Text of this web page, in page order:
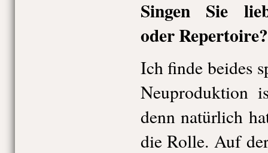
Singen Sie
oder Repertoire?
Ich finde beides
Neuproduktion
denn natürlich
die Rolle. Auf